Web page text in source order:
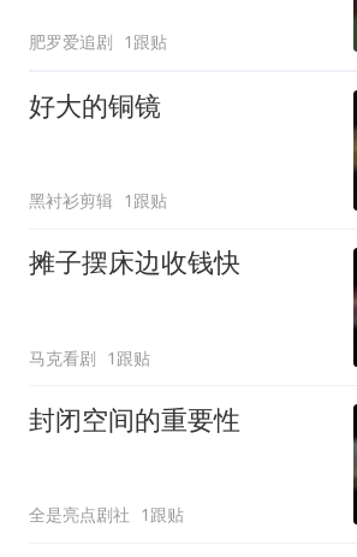
肥罗爱追剧 1跟贴
好大的铜镜
黑衬衫剪辑 1跟贴
摊子摆床边收钱快
马克看剧 1跟贴
封闭空间的重要性
全是亮点剧社 1跟贴